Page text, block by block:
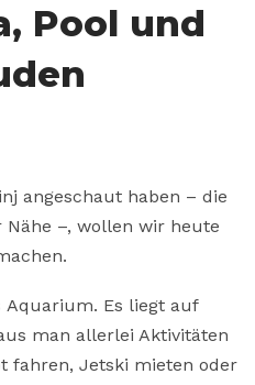
Pool und
angeschaut haben – die
–, wollen wir heute
Aquarium. Es liegt auf
man allerlei Aktivitäten
fahren, Jetski mieten oder